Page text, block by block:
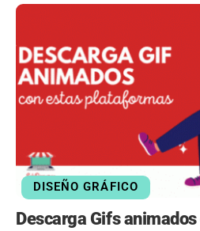
DISEÑO GRÁFICO
Descarga Gifs